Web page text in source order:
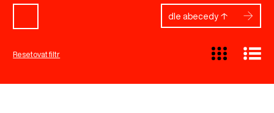
dle abecedy ↑
Resetovat filtr